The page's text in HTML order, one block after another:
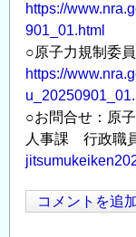
https://
901_01.html
○原子力規制委
https://
○お問合せ：原
人事課 行政職
コメントを追